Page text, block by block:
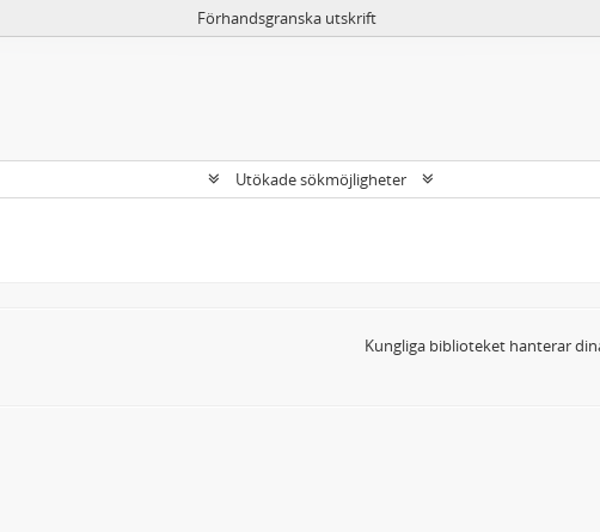
Förhandsgranska utskrift
Utökade sökmöjligheter
Kungliga biblioteket hanterar